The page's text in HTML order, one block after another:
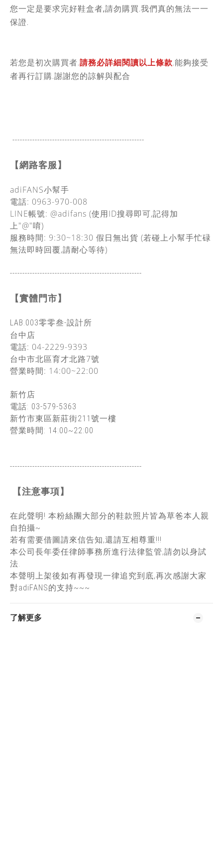
您一定是要求完好鞋盒者,請勿購買.我們真的無法一一
保證.
若您是初次購買者.請務必詳細閱讀以上條款.能夠接受
者再行訂購.謝謝您的諒解與配合
-----------------------------------------------------
【網路客服】
adiFANS小幫手
電話: 0963-970-008
LINE帳號: @adifans (使用ID搜尋即可,記得加
上"@"唷)
服務時間: 9:30~18:30 假日無出貨 (若碰上小幫手忙碌
無法即時回覆,請耐心等待)
-----------------------------------------------------
【實體門市】
LAB.003零零叁-設計所
台中店
電話: 04-2229-9393
台中市北區育才北路7號
營業時間: 14:00~22:00
新竹店
電話: 03-579-5363
新竹市東區新莊街211號一樓
營業時間: 14:00~22:00
-----------------------------------------------------
【注意事項】
在此聲明! 本粉絲團大部分的鞋款照片皆為草爸本人親
自拍攝~
若有需要借圖請來信告知,還請互相尊重!!!
本公司長年委任律師事務所進行法律監管,請勿以身試
法.
本聲明上架後如有再發現一律追究到底,再次感謝大家
對adiFANS的支持~~~
了解更多